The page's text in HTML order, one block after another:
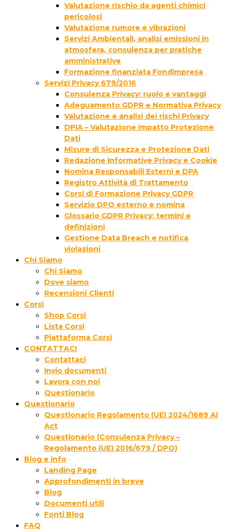
Valutazione rischio da agenti chimici
pericolosi
Valutazione rumore e vibrazioni
Servizi Ambientali, analisi emissioni in
atmosfera, consulenza per pratiche
amministrative
Formazione finanziata Fondimpresa
Servizi Privacy 679/2016
Consulenza Privacy: ruolo e vantaggi
Adeguamento GDPR e Normativa Privacy
Valutazione e analisi dei rischi Privacy
DPIA – Valutazione Impatto Protezione
Dati
Misure di Sicurezza e Protezione Dati
Redazione Informative Privacy e Cookie
Nomina Responsabili Esterni e DPA
Registro Attività di Trattamento
Corsi di Formazione Privacy GDPR
Servizio DPO esterno e nomina
Glossario GDPR Privacy: termini e
definizioni
Gestione Data Breach e notifica
violazioni
Chi Siamo
Chi Siamo
Dove siamo
Recensioni Clienti
Corsi
Shop Corsi
Lista Corsi
Piattaforma Corsi
CONTATTACI
Contattaci
Invio documenti
Lavora con noi
Questionario
Questionario
Questionario Regolamento (UE) 2024/1689 AI
Act
Questionario (Consulenza Privacy –
Regolamento (UE) 2016/679 / DPO)
Blog e info
Landing Page
Approfondimenti in breve
Blog
Documenti utili
Fonti Blog
FAQ